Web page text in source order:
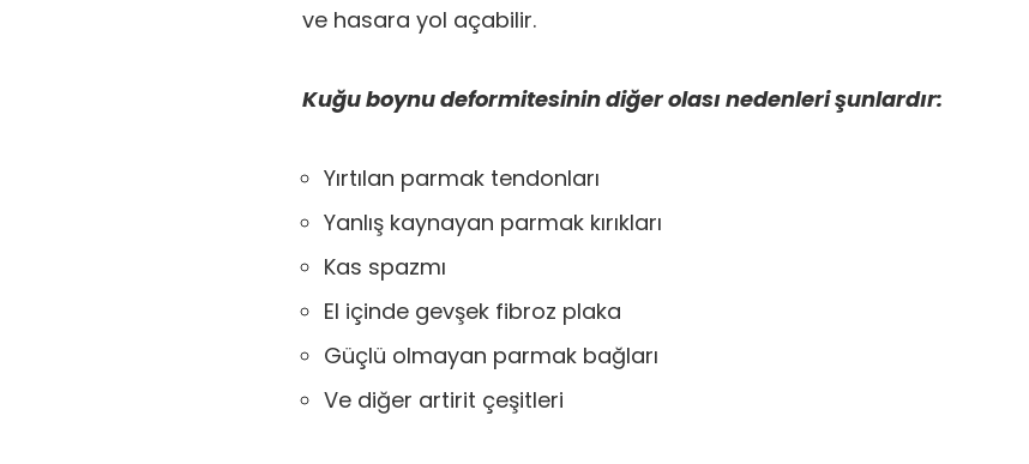
ve hasara yol açabilir.
Kuğu boynu deformitesinin diğer olası nedenleri şunlardır:
Yırtılan parmak tendonları
Yanlış kaynayan parmak kırıkları
Kas spazmı
El içinde gevşek fibroz plaka
Güçlü olmayan parmak bağları
Ve diğer artirit çeşitleri